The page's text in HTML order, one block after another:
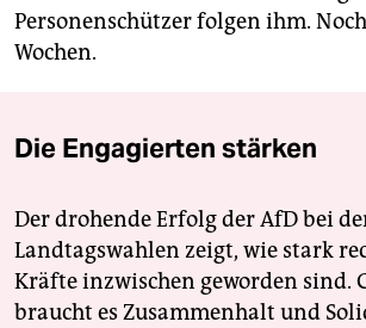
Personenschützer folgen ihm.
Wochen.
Die Engagierten stärken
Der drohende Erfolg der AfD bei
Landtagswahlen zeigt, wie stark
Kräfte inzwischen geworden sind.
braucht es Zusammenhalt und